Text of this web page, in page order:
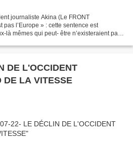
journaliste Akina (Le FRONT
pas l’Europe » : cette sentence est
là mêmes qui peut- être n’existeraient pas
DE L'OCCIDENT
DE LA VITESSE